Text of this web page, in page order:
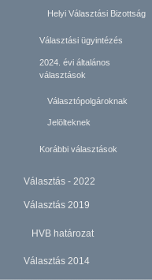
Helyi Választási Bizottság
Választási ügyintézés
2024. évi általános
választások
Választópolgároknak
Jelölteknek
Korábbi választások
Választás - 2022
Választás 2019
HVB határozat
Választás 2014